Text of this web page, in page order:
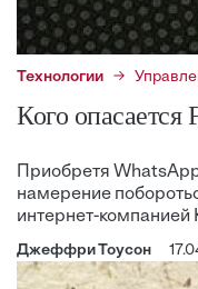
Технологии
Кого опасается
Приобретя
намерение
интернет-компанией
Джеффри Тоусон